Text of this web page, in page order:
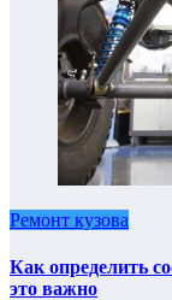
Ремонт кузова
Как определить
это важно